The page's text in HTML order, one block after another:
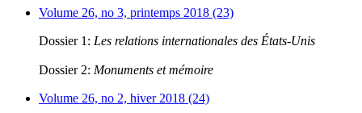
Volume 26, no 3, printemps 2018 (23)
Dossier 1: Les relations internationales des États-Unis
Dossier 2: Monuments et mémoire
Volume 26, no 2, hiver 2018 (24)